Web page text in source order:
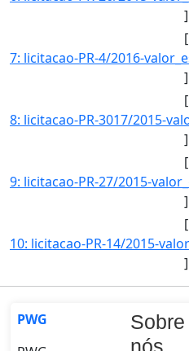
]
[
]
[
]
[
]
[
]
PWG
Sobre
nós